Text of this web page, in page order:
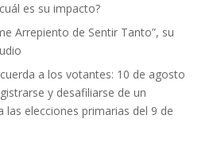
es su impacto?
Arrepiento de Sentir Tanto”, su
a los votantes: 10 de agosto
y desafiliarse de un
elecciones primarias del 9 de